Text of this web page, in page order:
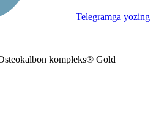
Telegramga yozing
kompleks® Gold